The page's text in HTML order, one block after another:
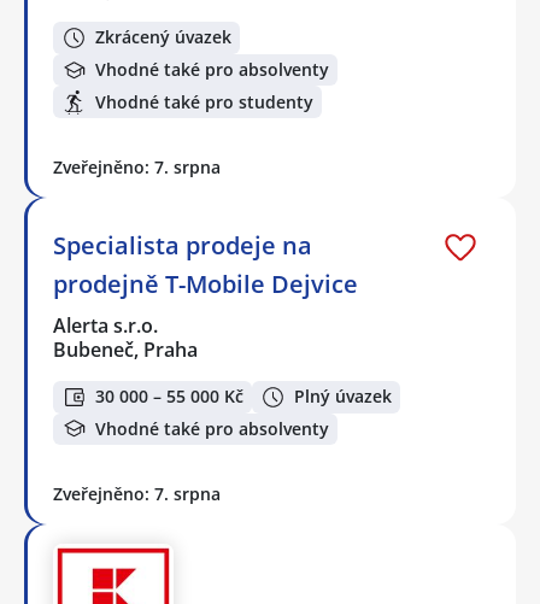
Zkrácený úvazek
Vhodné také pro absolventy
Vhodné také pro studenty
Zveřejněno: 7. srpna
Specialista prodeje na
prodejně T-Mobile Dejvice
Alerta s.r.o.
Bubeneč, Praha
30 000 – 55 000 Kč
Plný úvazek
Vhodné také pro absolventy
Zveřejněno: 7. srpna